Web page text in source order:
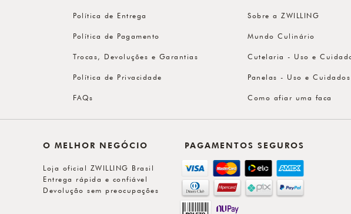
Política de Entrega
Política de Pagamento
Trocas, Devoluções e Garantias
Política de Privacidade
FAQs
Sobre a ZWILLING
Mundo Culinário
Cutelaria - Uso e
Panelas - Uso e Cuidados
Como afiar uma faca
O MELHOR NEGÓCIO
Loja oficial ZWILLING Brasil
Entrega rápida e confiável
Devolução sem preocupações
PAGAMENTOS SEGUROS